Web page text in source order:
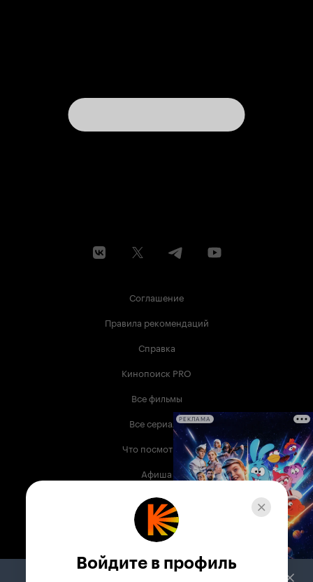
Соглашение
Правила рекомендаций
Справка
Кинопоиск PRO
Все фильмы
Все сериалы
Что посмотреть
Афиша
Музыка
Телепрограмма
Служба поддержки
РЕКЛАМА
Войдите в профиль